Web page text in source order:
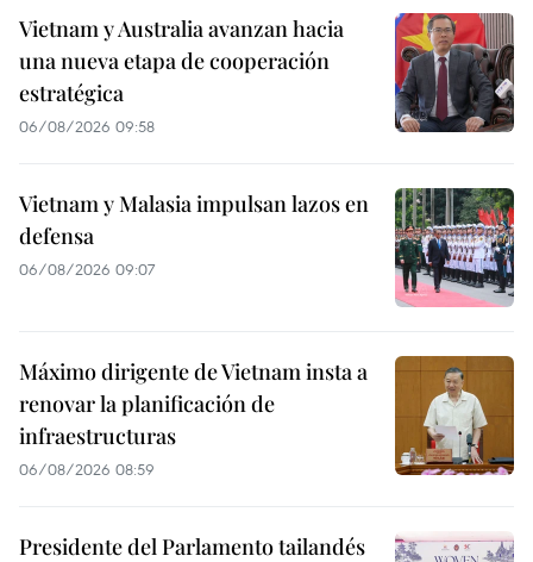
Vietnam y Australia avanzan hacia
una nueva etapa de cooperación
estratégica
06/08/2026 09:58
Vietnam y Malasia impulsan lazos en
defensa
06/08/2026 09:07
Máximo dirigente de Vietnam insta a
renovar la planificación de
infraestructuras
06/08/2026 08:59
Presidente del Parlamento tailandés